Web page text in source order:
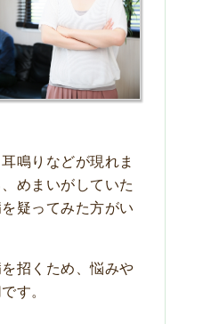
鳴りなどが現れま
めまいがしていた
疑ってみた方がい
招くため、悩みや
す。